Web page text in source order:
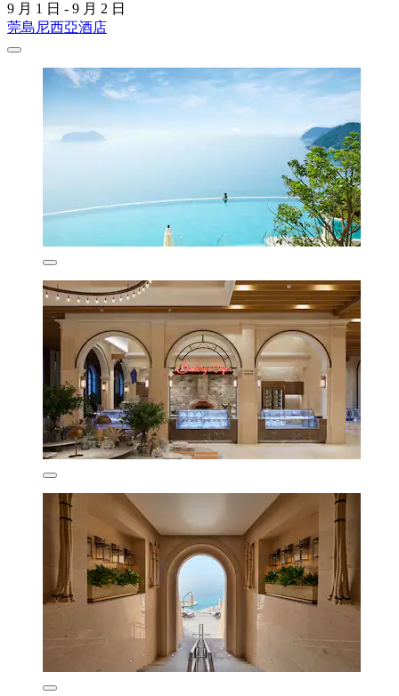
9 月 1 日 - 9 月 2 日
莞島尼西亞酒店